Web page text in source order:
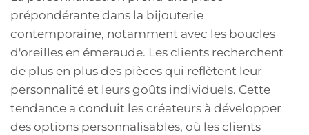
prépondérante dans la bijouterie
contemporaine, notamment avec les boucles
d'oreilles en émeraude. Les clients recherchent
de plus en plus des pièces qui reflètent leur
personnalité et leurs goûts individuels. Cette
tendance a conduit les créateurs à développer
des options personnalisables, où les clients